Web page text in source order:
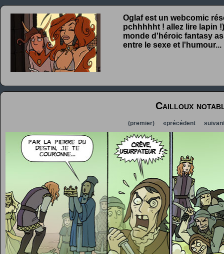
Oglaf est un webcomic
pchhhhht ! allez lire lapin
monde d'héroic fantasy
entre le sexe et l'humour...
Cailloux
(premier) «précédent